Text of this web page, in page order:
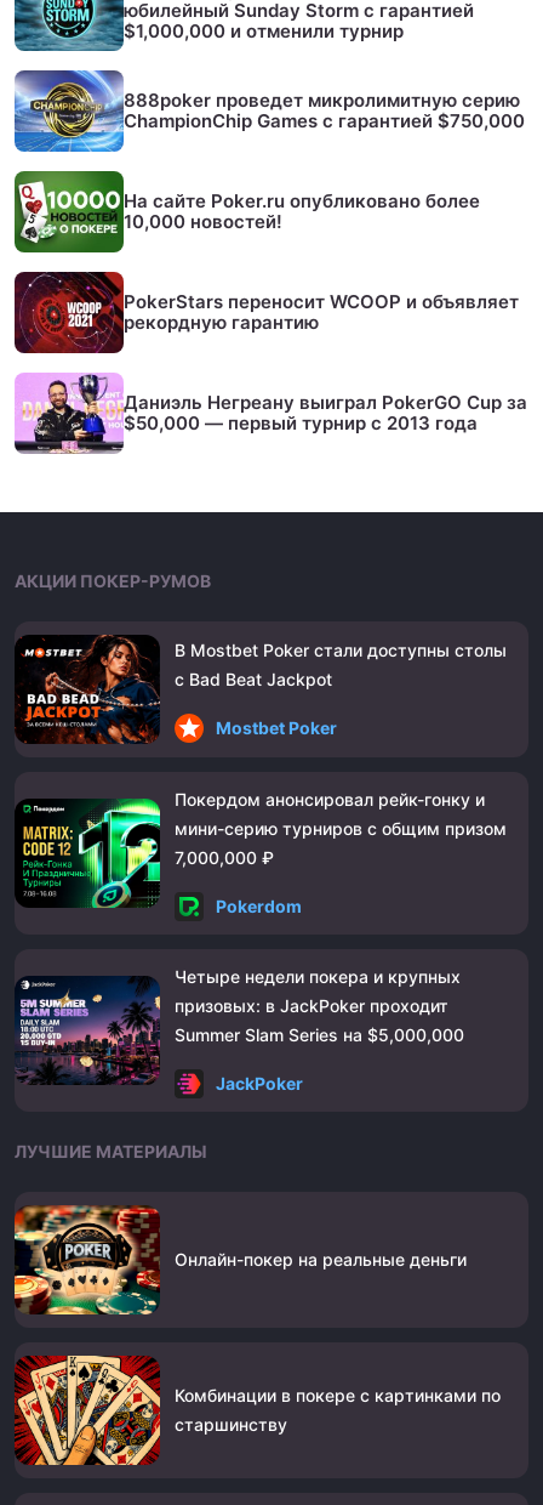
юбилейный Sunday Storm с гарантией
$1,000,000 и отменили турнир
888poker проведет микролимитную серию
ChampionChip Games с гарантией $750,000
На сайте Poker.ru опубликовано более
10,000 новостей!
PokerStars переносит WCOOP и объявляет
рекордную гарантию
Даниэль Негреану выиграл PokerGO Cup за
$50,000 — первый турнир с 2013 года
АКЦИИ ПОКЕР-РУМОВ
В Mostbet Poker стали доступны столы
с Bad Beat Jackpot
Mostbet Poker
Покердом анонсировал рейк-гонку и
мини-серию турниров с общим призом
7,000,000 ₽
Pokerdom
Четыре недели покера и крупных
призовых: в JackPoker проходит
Summer Slam Series на $5,000,000
JackPoker
ЛУЧШИЕ МАТЕРИАЛЫ
Онлайн-покер на реальные деньги
Комбинации в покере с картинками по
старшинству